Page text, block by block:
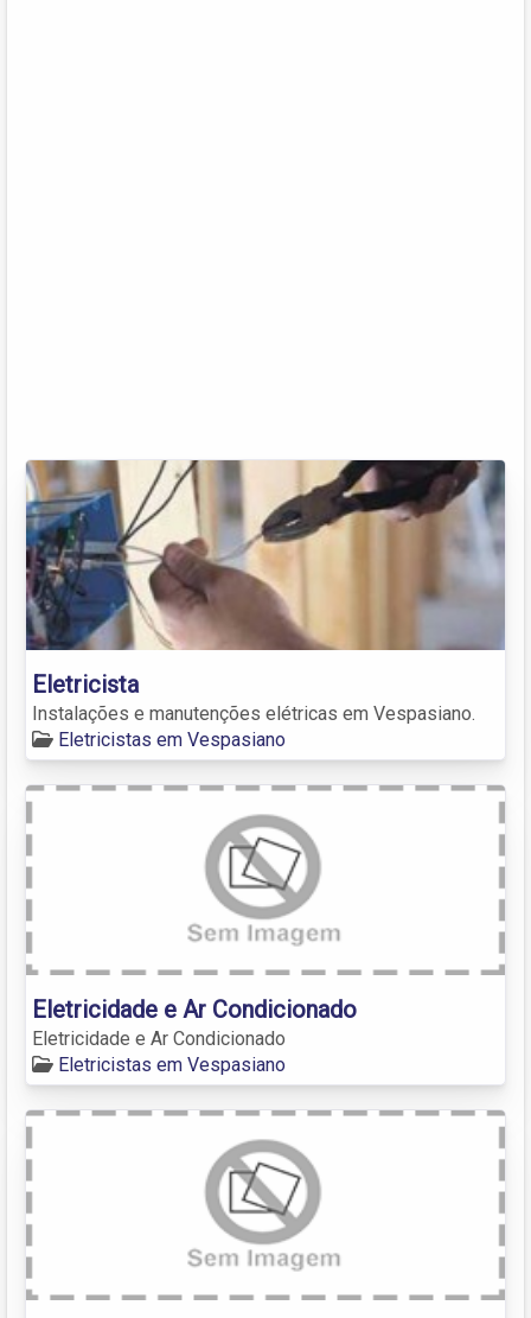
Eletricista
Instalações e manutenções elétricas em Vespasiano.
Eletricistas em Vespasiano
Eletricidade e Ar Condicionado
Eletricidade e Ar Condicionado
Eletricistas em Vespasiano